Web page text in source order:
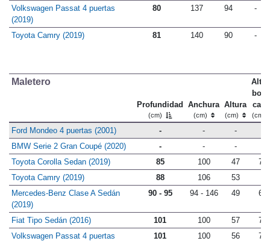
Volkswagen Passat 4 puertas
(2019)
80 137 94 -
Toyota Camry (2019) 81 140 90 -
Maletero
Profundidad
(cm)
Anchura
(cm)
Altura
(cm) (cm)
Ford Mondeo 4 puertas (2001) - - -
BMW Serie 2 Gran Coupé (2020)
- - -
Toyota Corolla Sedan (2019)
85 100 47
71
Toyota Camry (2019)
88 106 53
Mercedes-Benz Clase A Sedán
(2019)
90 - 95 94 - 146 49 68
Fiat Tipo Sedán (2016) 101 100 57
71
Volkswagen Passat 4 puertas
101 100 56 75